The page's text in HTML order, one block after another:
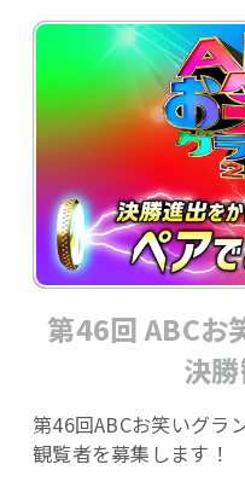
第46回 ABCお
決
第46回ABCお笑いグラ
観覧者を募集します！